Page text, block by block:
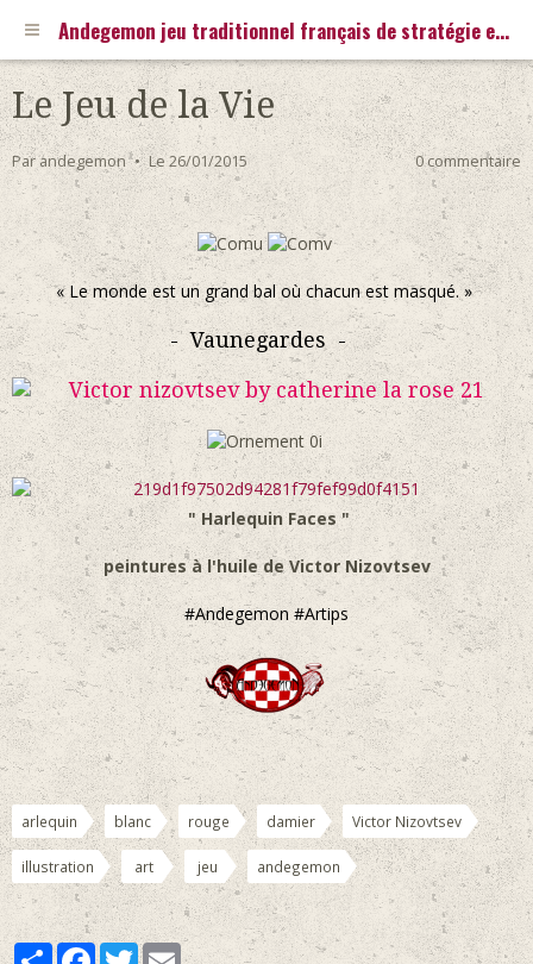
Andegemon jeu traditionnel français de stratégie en 3D
Le Jeu de la Vie
Parandegemon Le 26/01/2015 0 commentaire
« Le monde est un grand bal où chacun est masqué. »
- Vaunegardes -
" Harlequin Faces "
peintures à l'huile de Victor Nizovtsev
#Andegemon #Artips
arlequin blanc rouge damier Victor Nizovtsev
illustration art jeu andegemon
PartagerFacebook
TwitterEmail